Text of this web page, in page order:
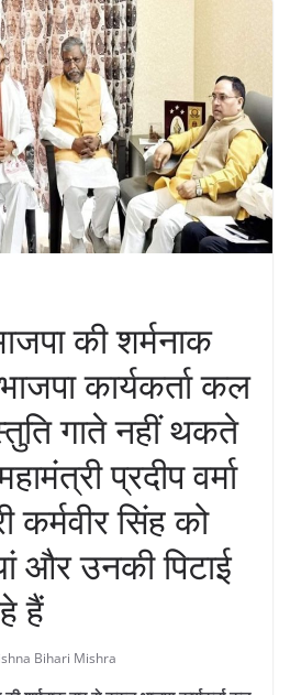
की शर्मनाक
कार्यकर्ता कल
गाते नहीं थकते
प्रदीप वर्मा
सिंह को
और उनकी पिटाई
हैं
Bihari Mishra